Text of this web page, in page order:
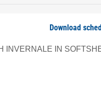
Download
INVERNALE IN